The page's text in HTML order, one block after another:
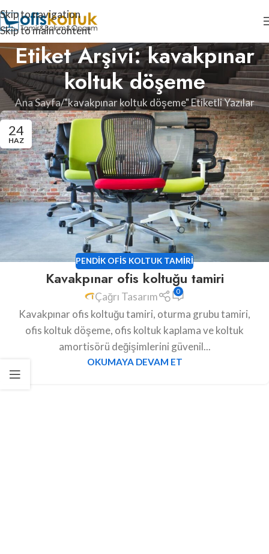
Skip to navigation
Skip to main content
Etiket Arşivi: kavakpınar
koltuk döşeme
Ana Sayfa "kavakpınar koltuk döşeme" Etiketli Yazılar
24
HAZ
PENDIK OFIS KOLTUK TAMIRI
Kavakpınar ofis koltuğu tamiri
Çağrı Tasarım 0
Kavakpınar ofis koltuğu tamiri, oturma grubu tamiri,
ofis koltuk döşeme, ofis koltuk kaplama ve koltuk
amortisörü değişimlerini güvenil...
OKUMAYA DEVAM ET